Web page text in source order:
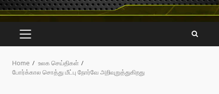
Home
உலக செய்திகள்
போர்க்கால சொத்து மீட்பு நோர்வே அறிவுறுத்துகிறது